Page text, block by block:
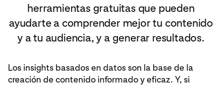
herramientas gratuitas que pueden
ayudarte a comprender mejor tu contenido
y a tu audiencia, y a generar resultados.
Los insights basados en datos son la base de la
creación de contenido informado y eficaz. Y, si